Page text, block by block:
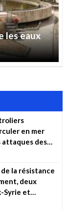
les eaux
en mer
attaques des
la résistance
deux
Syrie et